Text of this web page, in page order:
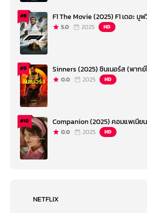
#8 F1 The Movie (2025) F1 เดอะ มู
5.0 2025 HD
#9 Sinners (2025) ซินเนอร์ส (พากย์
0.0 2025 HD
#10 Companion (2025) คอมแพเนีย
0.0 2025 HD
NETFLIX